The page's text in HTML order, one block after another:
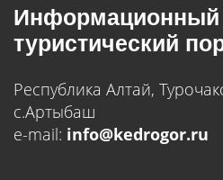
Информационный
туристический
Республика Алтай,
с.Артыбаш
e-mail: info@kedrogor.ru